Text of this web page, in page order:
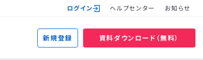
ログイン ヘルプセンター お知らせ
新規登録 資料ダウンロード（無料）